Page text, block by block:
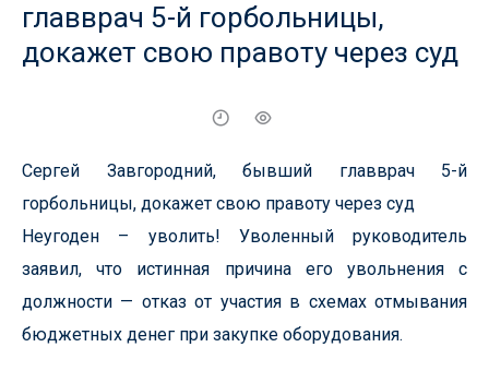
главврач 5-й горбольницы,
докажет свою правоту через суд
Сергей Завгородний, бывший главврач 5-й
горбольницы, докажет свою правоту через суд
Неугоден – уволить! Уволенный руководитель
заявил, что истинная причина его увольнения с
должности — отказ от участия в схемах отмывания
бюджетных денег при закупке оборудования.